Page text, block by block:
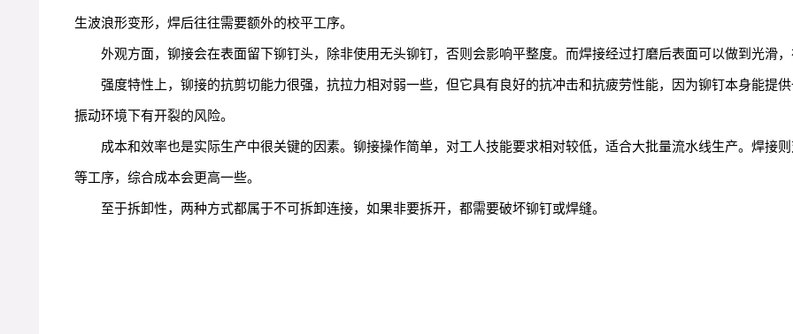
生波浪形变形，焊后往往需要额外的校平工序。
外观方面，铆接会在表面留下铆钉头，除非使用无头铆钉，否则会影响平整度。而焊接经过打磨后表面可以做到光滑
强度特性上，铆接的抗剪切能力很强，抗拉力相对弱一些，但它具有良好的抗冲击和抗疲劳性能，因为铆钉本身能提
振动环境下有开裂的风险。
成本和效率也是实际生产中很关键的因素。铆接操作简单，对工人技能要求相对较低，适合大批量流水线生产。焊接
等工序，综合成本会更高一些。
至于拆卸性，两种方式都属于不可拆卸连接，如果非要拆开，都需要破坏铆钉或焊缝。